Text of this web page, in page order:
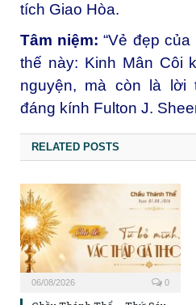
tích Giao Hòa.
Tâm niệm: “Vẻ đẹp
thế này: Kinh Mân Côi
nguyện, mà còn là lời
đáng kính Fulton J.
RELATED POSTS
06/08/2026 0